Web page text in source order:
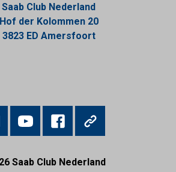
Saab Club Nederland
Hof der Kolommen 20
3823 ED Amersfoort
Saab Club Nederland